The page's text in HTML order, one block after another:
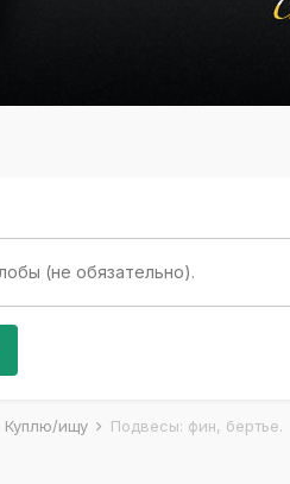
(не обязательно).
Куплю/ищу Подвесы: фин, бертье.